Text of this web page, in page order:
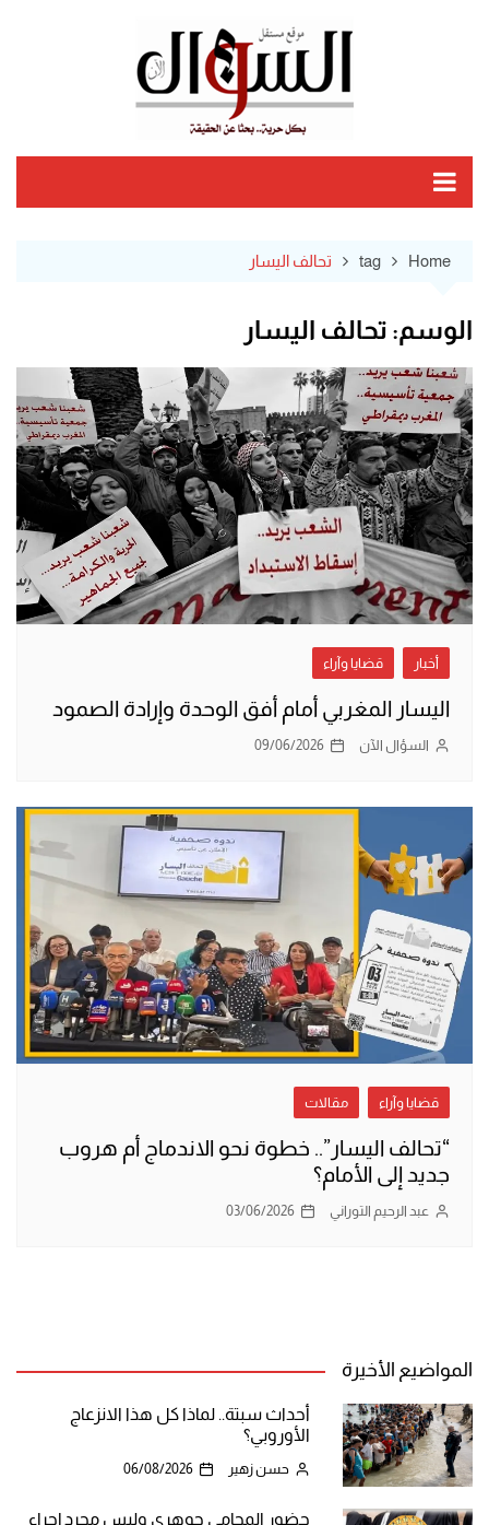
Home
tag تحالف اليسار
الوسم: تحالف اليسار
أخبار قضايا وآراء
اليسار المغربي أمام أفق الوحدة وإرادة الصمود
السؤال الآن 09/06/2026
قضايا وآراء مقالات
“تحالف اليسار”.. خطوة نحو الاندماج أم هروب
جديد إلى الأمام؟
عبد الرحيم التوراني 03/06/2026
المواضيع الأخيرة
أحداث سبتة.. لماذا كل هذا الانزعاج
الأوروبي؟
حسن زهير 06/08/2026
حضور المحامي جوهري وليس مجرد إجراء